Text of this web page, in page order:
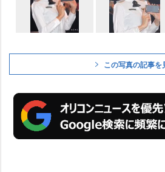
この写真の記事を